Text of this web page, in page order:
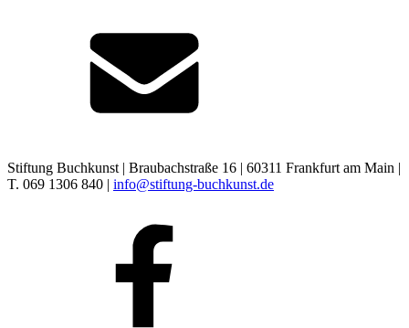
Stiftung Buchkunst | Braubachstraße 16 | 60311 Frankfurt am Main |
T. 069 1306 840 | info@stiftung-buchkunst.de